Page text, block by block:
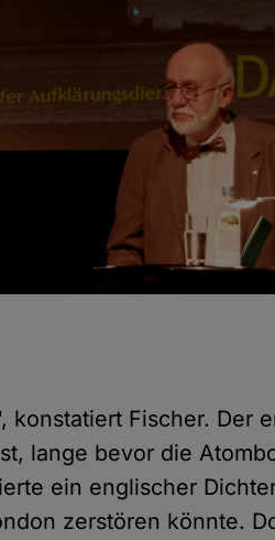
Fischer. Der
lange bevor die
ein englischer
zerstören könnte.